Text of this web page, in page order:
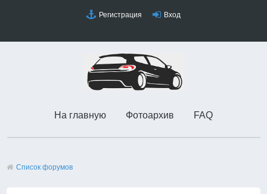
Регистрация Вход
На главную Фотоархив FAQ
Список форумов